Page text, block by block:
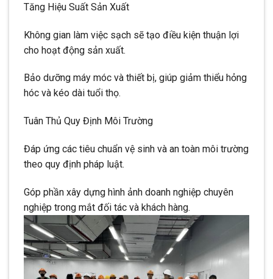
Tăng Hiệu Suất Sản Xuất
Không gian làm việc sạch sẽ tạo điều kiện thuận lợi
cho hoạt động sản xuất.
Bảo dưỡng máy móc và thiết bị, giúp giảm thiểu hỏng
hóc và kéo dài tuổi thọ.
Tuân Thủ Quy Định Môi Trường
Đáp ứng các tiêu chuẩn vệ sinh và an toàn môi trường
theo quy định pháp luật.
Góp phần xây dựng hình ảnh doanh nghiệp chuyên
nghiệp trong mắt đối tác và khách hàng.